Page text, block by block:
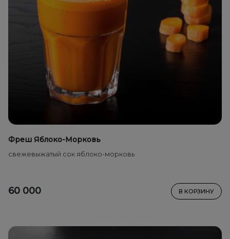
Фреш Яблоко-Морковь
свежевыжатый сок яблоко-морковь
60 000 В КОРЗИНУ